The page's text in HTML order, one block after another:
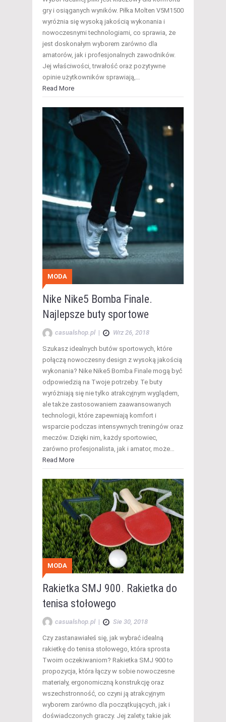
gry i osiąganych wyników. Piłka Molten V5M1500
wyróżnia się wysoką jakością wykonania i
nowoczesnymi technologiami, co sprawia, że
jest doskonałym wyborem zarówno dla
amatorów, jak i profesjonalnych zawodników.
Jej właściwości, trwałość oraz pozytywne
opinie użytkowników sprawiają,…
Read More
MODA
Nike Nike5 Bomba Finale.
Najlepsze buty sportowe
casualshop.pl | Wrz 26, 2018
Szukasz idealnych butów sportowych, które
połączą nowoczesny design z wysoką jakością
wykonania? Nike Nike5 Bomba Finale mogą być
odpowiedzią na Twoje potrzeby. Te buty
wyróżniają się nie tylko atrakcyjnym wyglądem,
ale także zastosowaniem zaawansowanych
technologii, które zapewniają komfort i
wsparcie podczas intensywnych treningów oraz
meczów. Dzięki nim, każdy sportowiec,
zarówno profesjonalista, jak i amator, może…
Read More
MODA
Rakietka SMJ 900. Rakietka do
tenisa stołowego
casualshop.pl | Sie 30, 2018
Czy zastanawiałeś się, jak wybrać idealną
rakietkę do tenisa stołowego, która sprosta
Twoim oczekiwaniom? Rakietka SMJ 900 to
propozycja, która łączy w sobie nowoczesne
materiały, ergonomiczną konstrukcję oraz
wszechstronność, co czyni ją atrakcyjnym
wyborem zarówno dla początkujących, jak i
doświadczonych graczy. Jej zalety, takie jak